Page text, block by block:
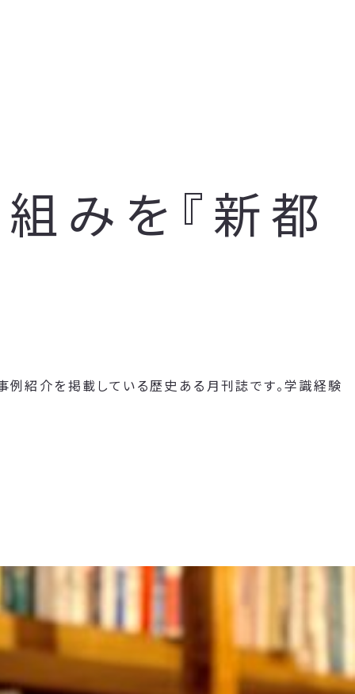
みを『新都
例紹介を掲載している歴史ある月刊誌です。学識経験